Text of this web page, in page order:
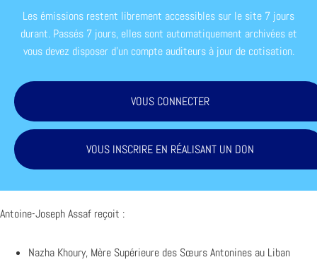
Les émissions restent librement accessibles sur le site 7 jours
durant. Passés 7 jours, elles sont automatiquement archivées et
vous devez disposer d'un compte auditeurs à jour de cotisation.
VOUS CONNECTER
VOUS INSCRIRE EN RÉALISANT UN DON
Antoine-Joseph Assaf reçoit :
Nazha Khoury, Mère Supérieure des Sœurs Antonines au Liban